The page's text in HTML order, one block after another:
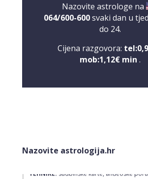
Nazovite astrologe na
064/600-600svaki dan u
do 24.
Cijena razgovora:
mob:1,12€ min .
Nazovite astrologija.hr
Tarot savjetnik je zauzet